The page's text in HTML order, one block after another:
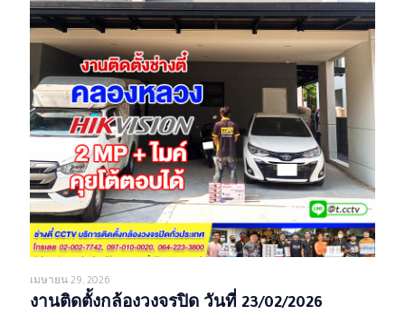
เมษายน 29, 2026
งานติดตั้งกล้องวงจรปิด วันที่ 23/02/2026